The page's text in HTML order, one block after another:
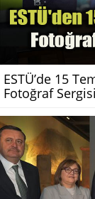
ESTÜ’de 15
Fotoğraf Sergisi